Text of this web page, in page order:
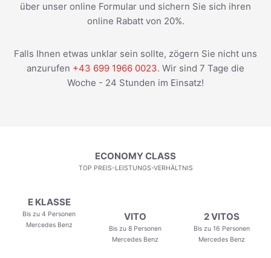
über unser online Formular und sichern Sie sich ihren
online Rabatt von 20%.
Falls Ihnen etwas unklar sein sollte, zögern Sie nicht uns
anzurufen +43 699 1966 0023. Wir sind 7 Tage die
Woche - 24 Stunden im Einsatz!
ECONOMY CLASS
TOP PREIS-LEISTUNGS-VERHÄLTNIS
E KLASSE
Bis zu 4 Personen
Mercedes Benz
VITO
Bis zu 8 Personen
Mercedes Benz
2 VITOS
Bis zu 16 Personen
Mercedes Benz